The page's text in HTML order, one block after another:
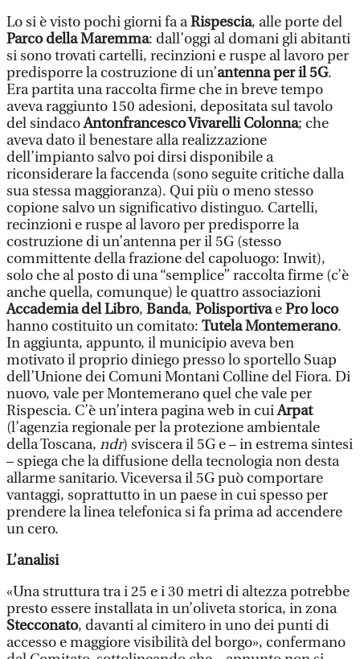
Lo si è visto pochi giorni fa aRispescia, alle porte del
Parco della Maremma: dall’oggi al domani gli abitanti
si sono trovati cartelli, recinzioni e ruspe al lavoro per
predisporre la costruzione di un’antenna per il 5G.
Era partita una raccolta firme che in breve tempo
aveva raggiunto 150 adesioni, depositata sul tavolo
del sindacoAntonfrancesco Vivarelli Colonna; che
aveva dato il benestare alla realizzazione
dell’impianto salvo poi dirsi disponibile a
riconsiderare la faccenda (sono seguite critiche dalla
sua stessa maggioranza). Qui più o meno stesso
copione salvo un significativo distinguo. Cartelli,
recinzioni e ruspe al lavoro per predisporre la
costruzione di un’antenna per il 5G (stesso
committente della frazione del capoluogo: Inwit),
solo che al posto di una “semplice” raccolta firme (c’è
anche quella, comunque) le quattro associazioni
Accademia del Libro, Banda, PolisportivaePro loco
hanno costituito un comitato: Tutela Montemerano.
In aggiunta, appunto, il municipio aveva ben
motivato il proprio diniego presso lo sportello Suap
dell’Unione dei Comuni Montani Colline del Fiora. Di
nuovo, vale per Montemerano quel che vale per
Rispescia. C’è un’intera pagina web in cuiArpat
(l’agenzia regionale per la protezione ambientale
della Toscana, ndr) sviscera il 5G e – in estrema sintesi
– spiega che la diffusione della tecnologia non desta
allarme sanitario. Viceversa il 5G può comportare
vantaggi, soprattutto in un paese in cui spesso per
prendere la linea telefonica si fa prima ad accendere
un cero.
L’analisi
«Una struttura tra i 25 e i 30 metri di altezza potrebbe
presto essere installata in un’oliveta storica, in zona
Stecconato, davanti al cimitero in uno dei punti di
accesso e maggiore visibilità del borgo», confermano